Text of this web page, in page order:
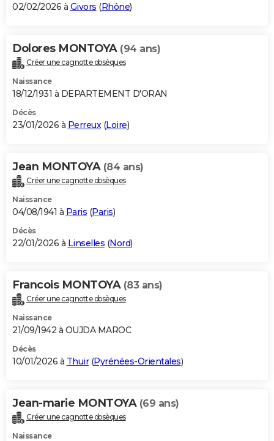
02/02/2026 à Givors (Rhône)
Dolores MONTOYA (94 ans)
Créer une cagnotte obsèques
Naissance
18/12/1931 à DEPARTEMENT D'ORAN
Décès
23/01/2026 à Perreux(Loire)
Jean MONTOYA (84 ans)
Créer une cagnotte obsèques
Naissance
04/08/1941 à Paris (Paris)
Décès
22/01/2026 à Linselles (Nord)
Francois MONTOYA (83 ans)
Créer une cagnotte obsèques
Naissance
21/09/1942 à OUJDA MAROC
Décès
10/01/2026 à Thuir(Pyrénées-Orientales)
Jean-marie MONTOYA (69 ans)
Créer une cagnotte obsèques
Naissance